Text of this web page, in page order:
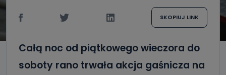
SKOPIUJ LINK
Całą noc od piątkowego wieczora do
soboty rano trwała akcja gaśnicza na